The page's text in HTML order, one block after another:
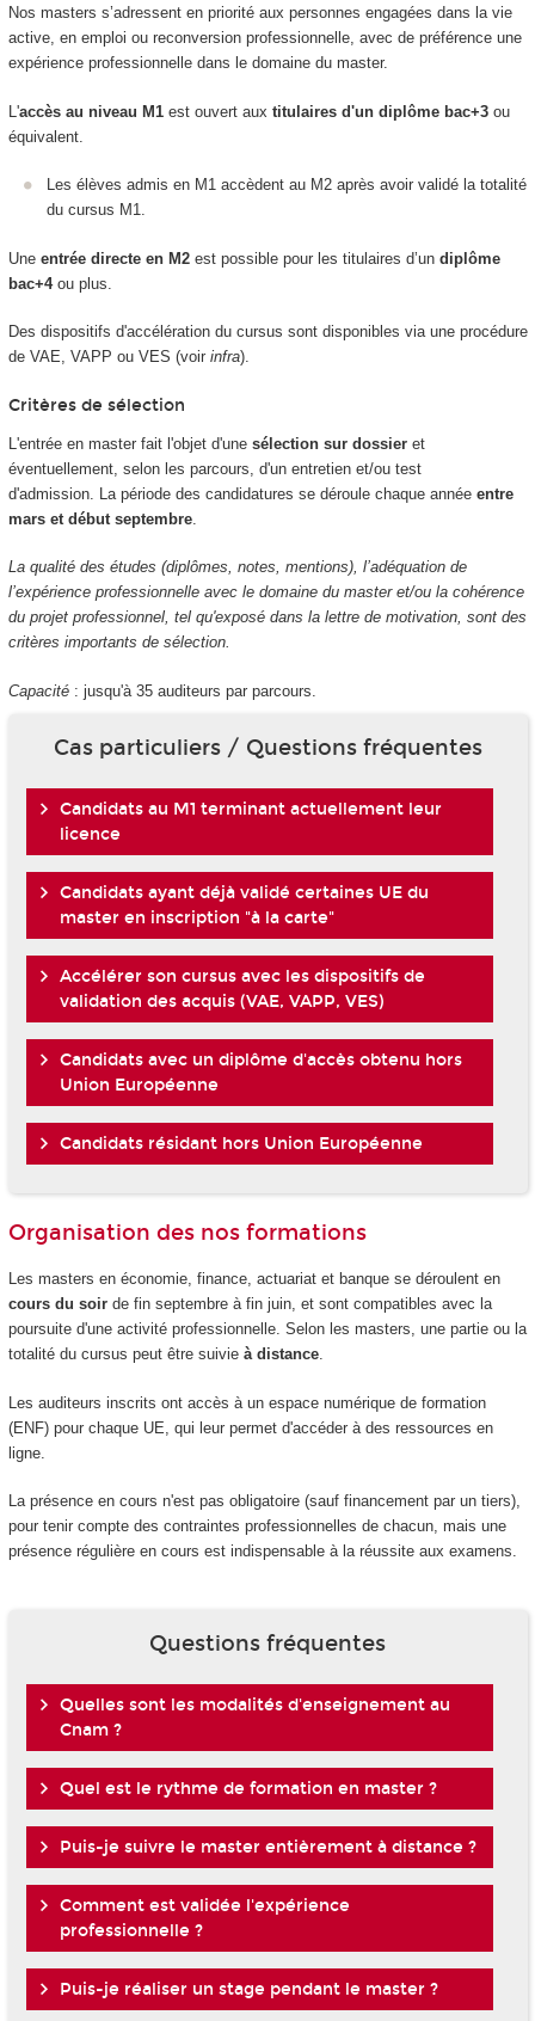
Nos masters s’adressent en priorité aux personnes engagées dans la vie
active, en emploi ou reconversion professionnelle, avec de préférence une
expérience professionnelle dans le domaine du master.
L'accès au niveau M1est ouvert aux titulaires d'un diplôme bac+3ou
équivalent.
Les élèves admis en M1 accèdent au M2 après avoir validé la totalité
du cursus M1.
Uneentrée directe en M2est possible pour les titulaires d’un diplôme
bac+4ou plus.
Des dispositifs d'accélération du cursus sont disponibles via une procédure
de VAE, VAPP ou VES (voir infra).
Critères de sélection
L'entrée en master fait l'objet d'une sélection sur dossieret
éventuellement, selon les parcours, d'un entretien et/ou test
d'admission. La période des candidatures se déroule chaque année entre
mars et début septembre.
La qualité des études (diplômes, notes, mentions), l’adéquation de
l’expérience professionnelle avec le domaine du master et/ou la cohérence
du projet professionnel, tel qu'exposé dans la lettre de motivation, sont des
critères importants de sélection.
Capacité : jusqu'à 35 auditeurs par parcours.
Cas particuliers / Questions fréquentes
Candidats au M1 terminant actuellement leur
licence
Candidats ayant déjà validé certaines UE du
master en inscription "à la carte"
Accélérer son cursus avec les dispositifs de
validation des acquis (VAE, VAPP, VES)
Candidats avec un diplôme d'accès obtenu hors
Union Européenne
Candidats résidant hors Union Européenne
Organisation des nos formations
Les masters en économie, finance, actuariat et banque se déroulent en
cours du soir de fin septembre à fin juin, et sont compatibles avec la
poursuite d'une activité professionnelle. Selon les masters, une partie ou la
totalité du cursus peut être suivie à distance.
Les auditeurs inscrits ont accès à un espace numérique de formation
(ENF) pour chaque UE, qui leur permet d'accéder à des ressources en
ligne.
La présence en cours n'est pas obligatoire (sauf financement par un tiers),
pour tenir compte des contraintes professionnelles de chacun, mais une
présence régulière en cours est indispensable à la réussite aux examens.
Questions fréquentes
Quelles sont les modalités d'enseignement au
Cnam ?
Quel est le rythme de formation en master ?
Puis-je suivre le master entièrement à distance ?
Comment est validée l'expérience
professionnelle ?
Puis-je réaliser un stage pendant le master ?